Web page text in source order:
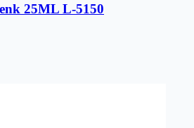
25ML L-5150